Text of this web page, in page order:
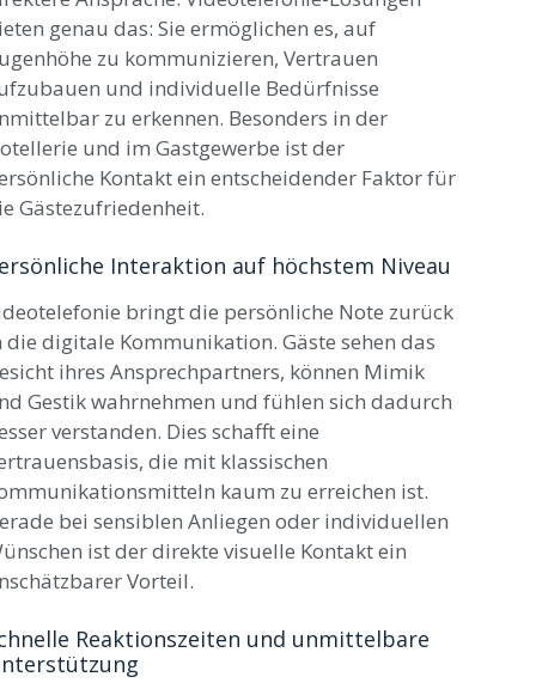
genau das: Sie ermöglichen es, auf
zu kommunizieren, Vertrauen
und individuelle Bedürfnisse
zu erkennen. Besonders in der
und im Gastgewerbe ist der
Kontakt ein entscheidender Faktor für
Gästezufriedenheit.
Interaktion auf höchstem Niveau
bringt die persönliche Note zurück
die digitale Kommunikation. Gäste sehen das
ihres Ansprechpartners, können Mimik
Gestik wahrnehmen und fühlen sich dadurch
verstanden. Dies schafft eine
die mit klassischen
kaum zu erreichen ist.
bei sensiblen Anliegen oder individuellen
ist der direkte visuelle Kontakt ein
Vorteil.
Reaktionszeiten und unmittelbare